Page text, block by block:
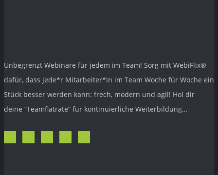
Unbegrenzt Webinare für jedem im Team! Sorg mit WebiFlix®
dafür, dass jede*r Mitarbeiter*in im Team Woche für Woche ein
Stück besser werden kann: frech, modern und agil! Hol dir
deine “Teamflatrate” für kontinuierliche Weiterbildung…